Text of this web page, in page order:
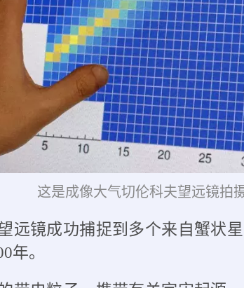
这是成像大气切伦科夫望远镜拍
远镜成功捕捉到多个来自蟹状
年。